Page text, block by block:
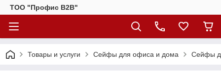
ТОО "Профис В2В"
Товары и услуги Сейфы для офиса и дома Сейфы